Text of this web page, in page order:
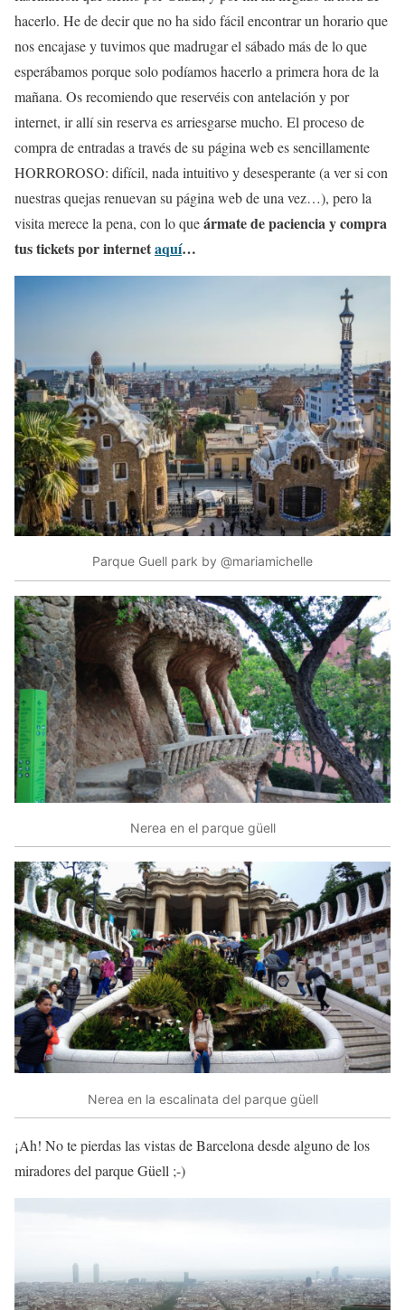
hacerlo. He de decir que no ha sido fácil encontrar un horario que
nos encajase y tuvimos que madrugar el sábado más de lo que
esperábamos porque solo podíamos hacerlo a primera hora de la
mañana. Os recomiendo que reservéis con antelación y por
internet, ir allí sin reserva es arriesgarse mucho. El proceso de
compra de entradas a través de su página web es sencillamente
HORROROSO: difícil, nada intuitivo y desesperante (a ver si con
nuestras quejas renuevan su página web de una vez…), pero la
visita merece la pena, con lo queármate de paciencia y compra
tus tickets por internetaquí…
Parque Guell park by @mariamichelle
Nerea en el parque güell
Nerea en la escalinata del parque güell
¡Ah! No te pierdas las vistas de Barcelona desde alguno de los
miradores del parque Güell ;-)